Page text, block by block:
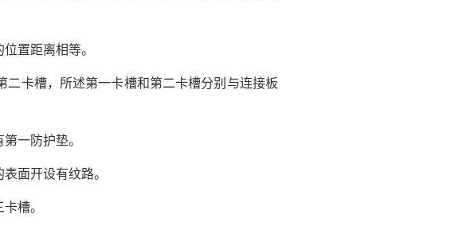
置距离相等。
卡槽，所述第一卡槽和第二卡槽分别与连接板
一防护垫。
面开设有纹路。
槽。